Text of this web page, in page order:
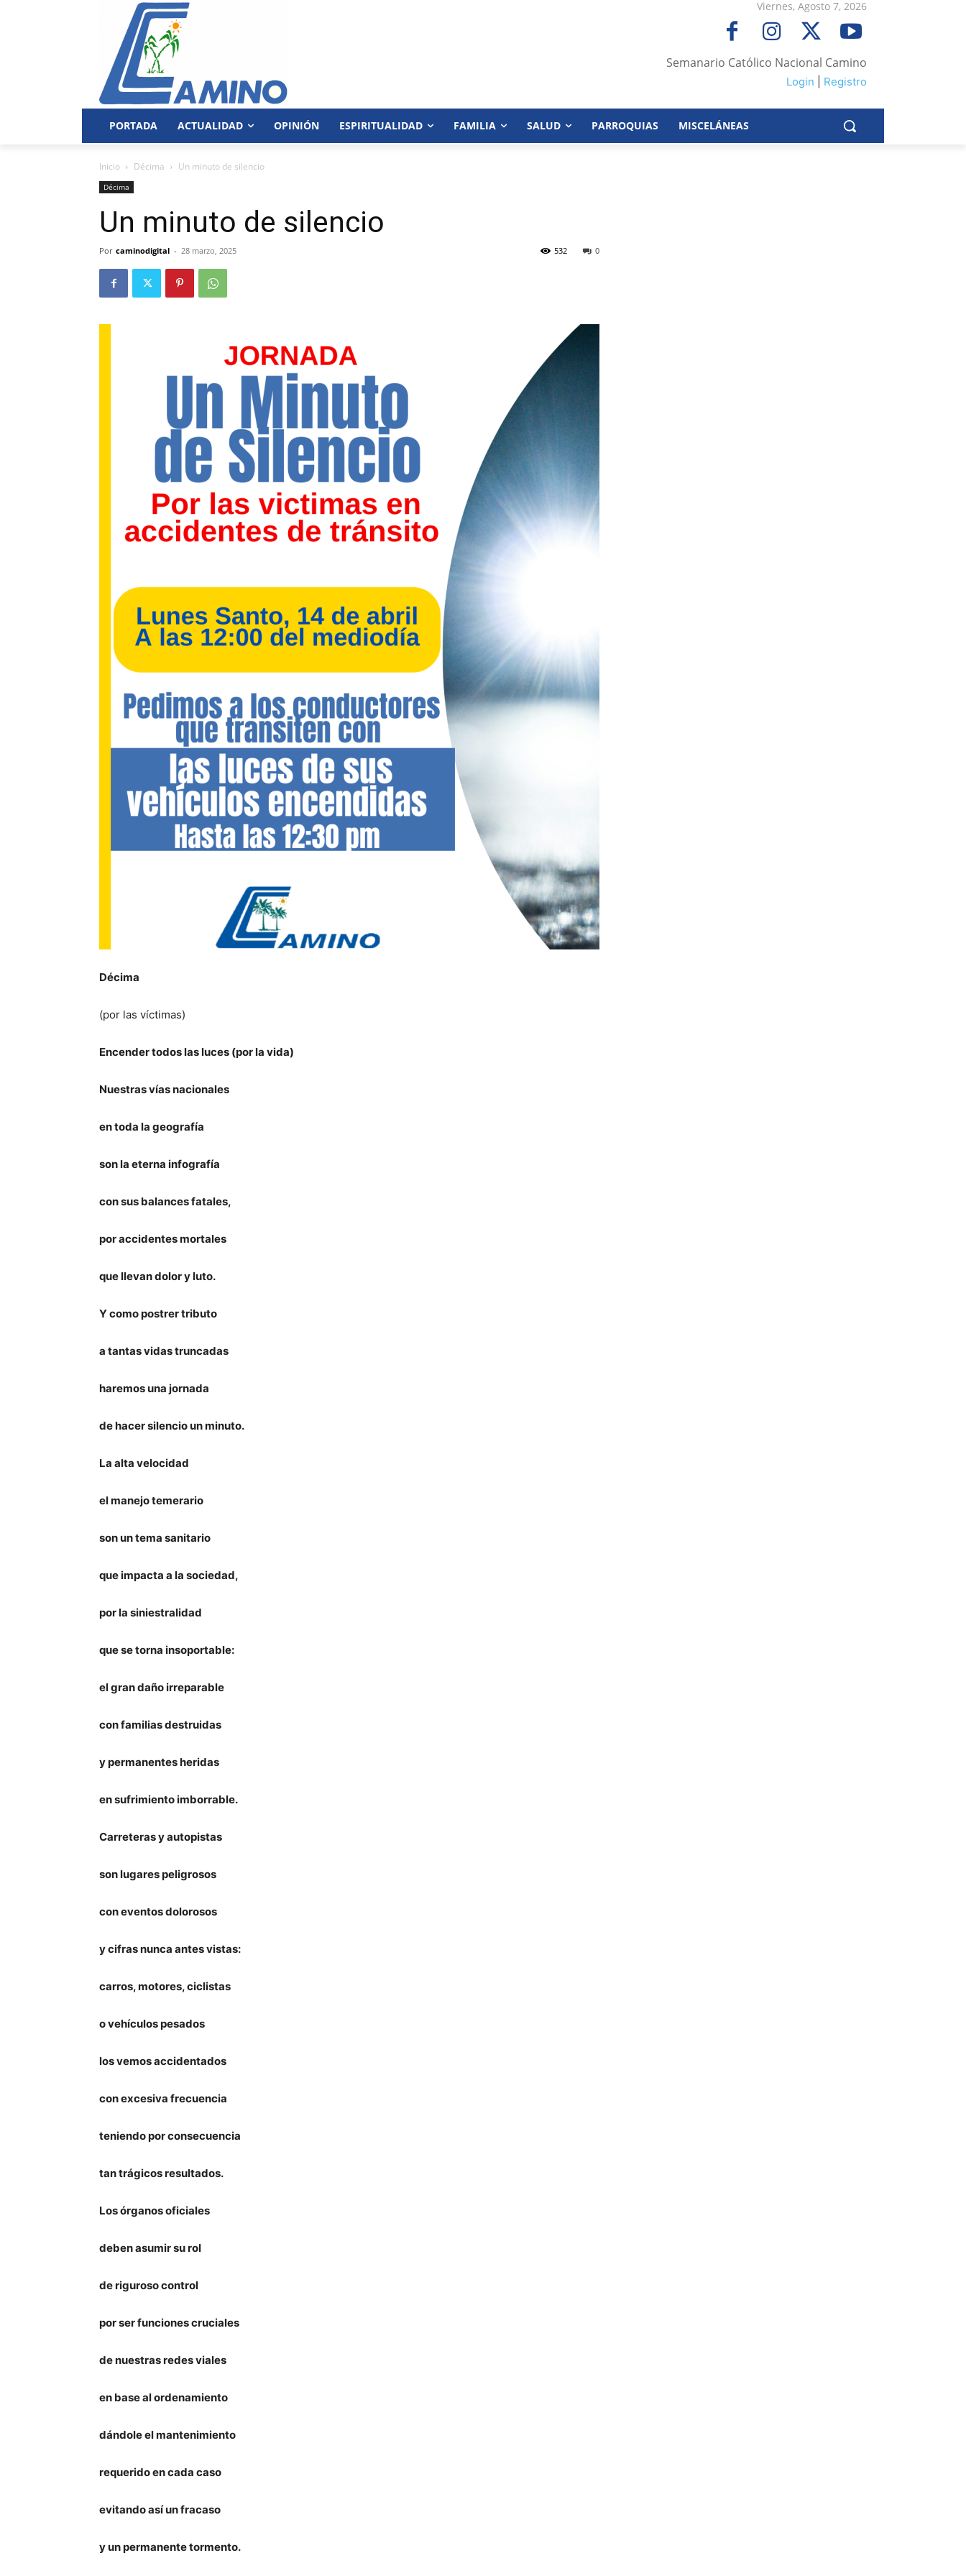
Viernes, Agosto 7, 2026
Semanario Católico Nacional Camino
Login Registro
PORTADA ACTUALIDAD OPINIÓN ESPIRITUALIDAD FAMILIA SALUD PARROQUIAS MISCELÁNEAS
Inicio Décima Un minuto de silencio
Décima
Un minuto de silencio
Por caminodigital - 28 marzo, 2025 0
532
Décima
(por las víctimas)
Encender todos las luces (por la vida)
Nuestras vías nacionales
en toda la geografía
son la eterna infografía
con sus balances fatales,
por accidentes mortales
que llevan dolor y luto.
Y como postrer tributo
a tantas vidas truncadas
haremos una jornada
de hacer silencio un minuto.
La alta velocidad
el manejo temerario
son un tema sanitario
que impacta a la sociedad,
por la siniestralidad
que se torna insoportable:
el gran daño irreparable
con familias destruidas
y permanentes heridas
en sufrimiento imborrable.
Carreteras y autopistas
son lugares peligrosos
con eventos dolorosos
y cifras nunca antes vistas:
carros, motores, ciclistas
o vehículos pesados
los vemos accidentados
con excesiva frecuencia
teniendo por consecuencia
tan trágicos resultados.
Los órganos oficiales
deben asumir su rol
de riguroso control
por ser funciones cruciales
de nuestras redes viales
en base al ordenamiento
dándole el mantenimiento
requerido en cada caso
evitando así un fracaso
y un permanente tormento.